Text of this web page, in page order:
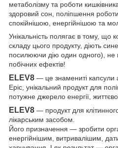
метаболізму та роботи
здоровий сон, поліпшення
спокійнішою, енергійнішою та
Унікальність полягає в тому,
складу цього продукту, діють
посилюючи дію один одного), не
побічних ефектів!
ELEV8 — це знамениті капсули
Epic, унікальний продукт для
потужне джерело енергії,
ELEV8 — продукт для
лікарським засобом.
Його призначення — зробити
енергійнішим, витривалішим,